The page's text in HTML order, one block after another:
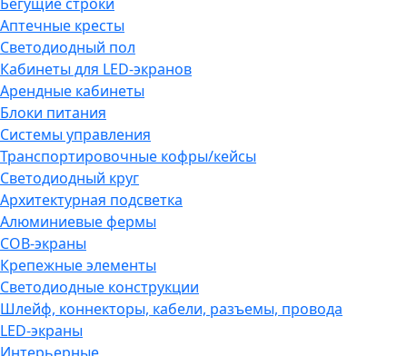
Бегущие строки
Аптечные кресты
Светодиодный пол
Кабинеты для LED-экранов
Арендные кабинеты
Блоки питания
Системы управления
Транспортировочные кофры/кейсы
Светодиодный круг
Архитектурная подсветка
Алюминиевые фермы
COB-экраны
Крепежные элементы
Светодиодные конструкции
Шлейф, коннекторы, кабели, разъемы, провода
LED-экраны